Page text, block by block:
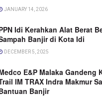
JANUARY 14, 2026
Idi Kerahkan Alat Berat
Banjir di Kota Idi
DECEMBER 5, 2025
E&P Malaka Gandeng
IM TRAX Indra Makmur
Banjir